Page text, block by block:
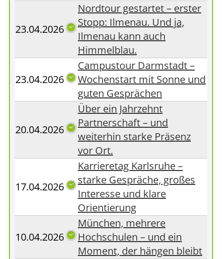
23.04.2026
Nordtour gestartet – erster
Stopp: Ilmenau. Und ja,
Ilmenau kann auch
Himmelblau.
23.04.2026
Campustour Darmstadt –
Wochenstart mit Sonne und
guten Gesprächen
20.04.2026
Über ein Jahrzehnt
Partnerschaft – und
weiterhin starke Präsenz
vor Ort.
17.04.2026
Karrieretag Karlsruhe –
starke Gespräche, großes
Interesse und klare
Orientierung
10.04.2026
München, mehrere
Hochschulen – und ein
Moment, der hängen bleibt